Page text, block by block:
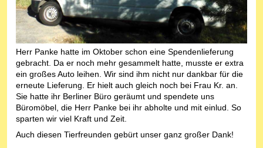
Herr Panke hatte im Oktober schon eine Spendenlieferung
gebracht. Da er noch mehr gesammelt hatte, musste er extra
ein großes Auto leihen. Wir sind ihm nicht nur dankbar für die
erneute Lieferung. Er hielt auch gleich noch bei Frau Kr. an.
Sie hatte ihr Berliner Büro geräumt und spendete uns
Büromöbel, die Herr Panke bei ihr abholte und mit einlud. So
sparten wir viel Kraft und Zeit.
Auch diesen Tierfreunden gebürt unser ganz großer Dank!